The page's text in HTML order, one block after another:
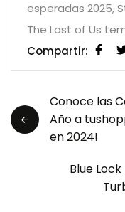
esperadas 2025,
The Last of Us
Compartir:
Conoce las
Año a
en 2024!
Blue